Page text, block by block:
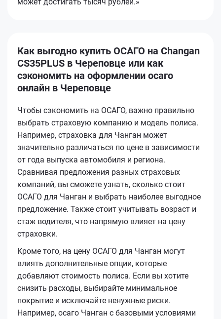
Как выгодно купить ОСАГО на Changan
CS35PLUS в Череповце или как
сэкономить на оформлении осаго
онлайн в Череповце
Чтобы сэкономить на ОСАГО, важно правильно
выбрать страховую компанию и модель полиса.
Например, страховка для Чанган может
значительно различаться по цене в зависимости
от года выпуска автомобиля и региона.
Сравнивая предложения разных страховых
компаний, вы сможете узнать, сколько стоит
ОСАГО для Чанган и выбрать наиболее выгодное
предложение. Также стоит учитывать возраст и
стаж водителя, что напрямую влияет на цену
страховки.
Кроме того, на цену ОСАГО для Чанган могут
влиять дополнительные опции, которые
добавляют стоимость полиса. Если вы хотите
снизить расходы, выбирайте минимальное
покрытие и исключайте ненужные риски.
Например, осаго Чанган с базовыми условиями